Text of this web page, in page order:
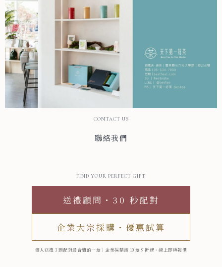
CONTACT US
聯絡我們
FIND YOUR PERFECT GIFT
送禮顧問・30 秒配對
企業大宗採購・優惠試算
個人送禮 3 題配對最合適的一盒｜企業採購滿 10 盒 9 折起・線上即時報價